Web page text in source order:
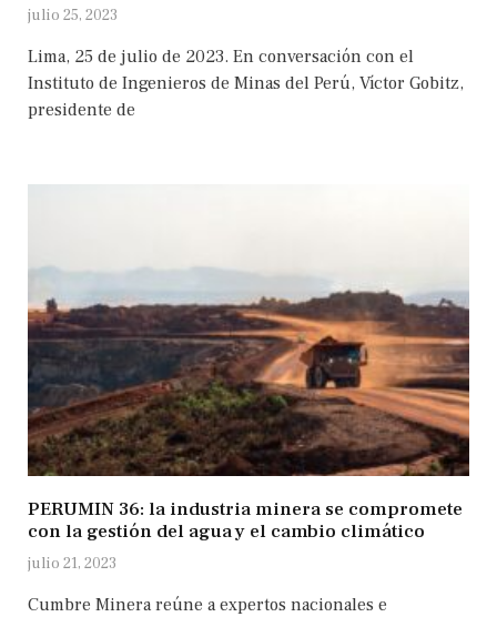
julio 25, 2023
Lima, 25 de julio de 2023. En conversación con el
Instituto de Ingenieros de Minas del Perú, Víctor Gobitz,
presidente de
PERUMIN 36: la industria minera se compromete
con la gestión del agua y el cambio climático
julio 21, 2023
Cumbre Minera reúne a expertos nacionales e